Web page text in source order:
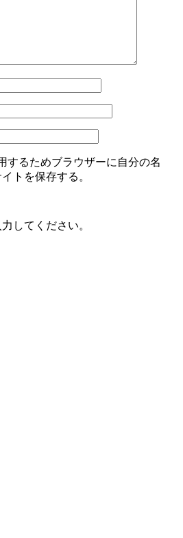
するためブラウザーに自分の名
トを保存する。
してください。